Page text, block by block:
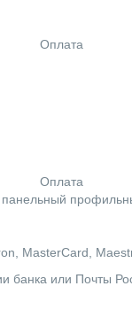
Оплата
Оплата
панельный
MasterCard,
банка или Почты